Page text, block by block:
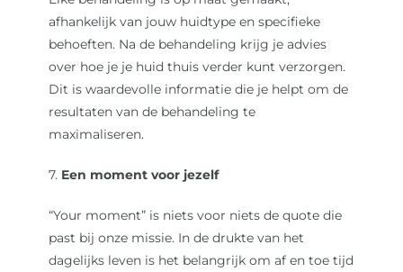
afhankelijk van jouw huidtype en specifieke
behoeften. Na de behandeling krijg je advies
over hoe je je huid thuis verder kunt verzorgen.
Dit is waardevolle informatie die je helpt om de
resultaten van de behandeling te
maximaliseren.
7. Een moment voor jezelf
“Your moment” is niets voor niets de quote die
past bij onze missie. In de drukte van het
dagelijks leven is het belangrijk om af en toe tijd